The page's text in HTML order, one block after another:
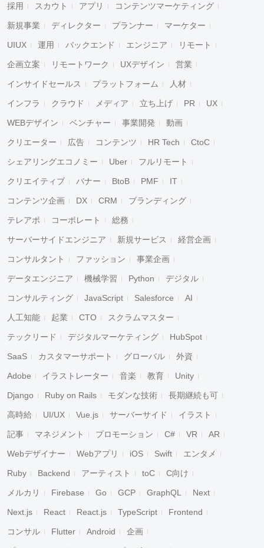
採用 スカウト アプリ コンテンツマーケティング
新規事業 ディレクター プランナー マーケター
UIUX 運用 バックエンド エンジニア リモート
企画立案 リモートワーク UXデザイン 営業
インサイドセールス プラットフォーム 人材
インフラ クラウド メディア 立ち上げ PR UX
WEBデザイン ベンチャー 事業開発 動画
クリエーター 広告 コンテンツ HR Tech CtoC
シェアリングエコノミー Uber フルリモート
クリエイティブ バナー BtoB PMF IT
コンテンツ企画 DX CRM ブランディング
テレアポ コーポレート 総務
サーバーサイドエンジニア 新規サービス 経営企画
コンサルタント ファッション 事業企画
データエンジニア 機械学習 Python デジタル
コンサルティング JavaScript Salesforce AI
人工知能 起業 CTO スクラムマスター
テックリード デジタルマーケティング HubSpot
SaaS カスタマーサポート グローバル 外資
Adobe イラストレーター 音楽 教育 Unity
Django Ruby on Rails モダンな技術 長期継続も可
高時給 UI/UX Vue.js サーバーサイド イラスト
記事 マネジメント プロモーション C# VR AR
Webデザイナー Webアプリ iOS Swift エンタメ
Ruby Backend アーティスト toC C向け
メルカリ Firebase Go GCP GraphQL Next
Next.js React React.js TypeScript Frontend
コンサル Flutter Android 企画